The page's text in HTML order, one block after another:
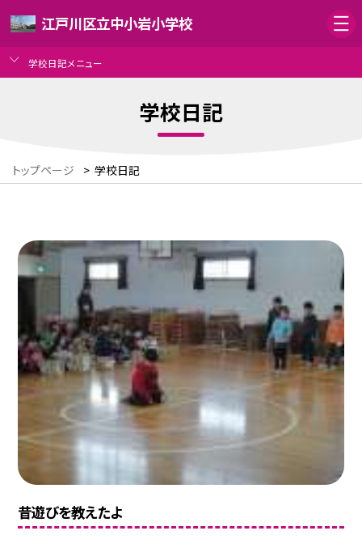
江戸川区立中小岩小学校
学校日記メニュー
学校日記
トップページ > 学校日記
昔遊びを教えたよ